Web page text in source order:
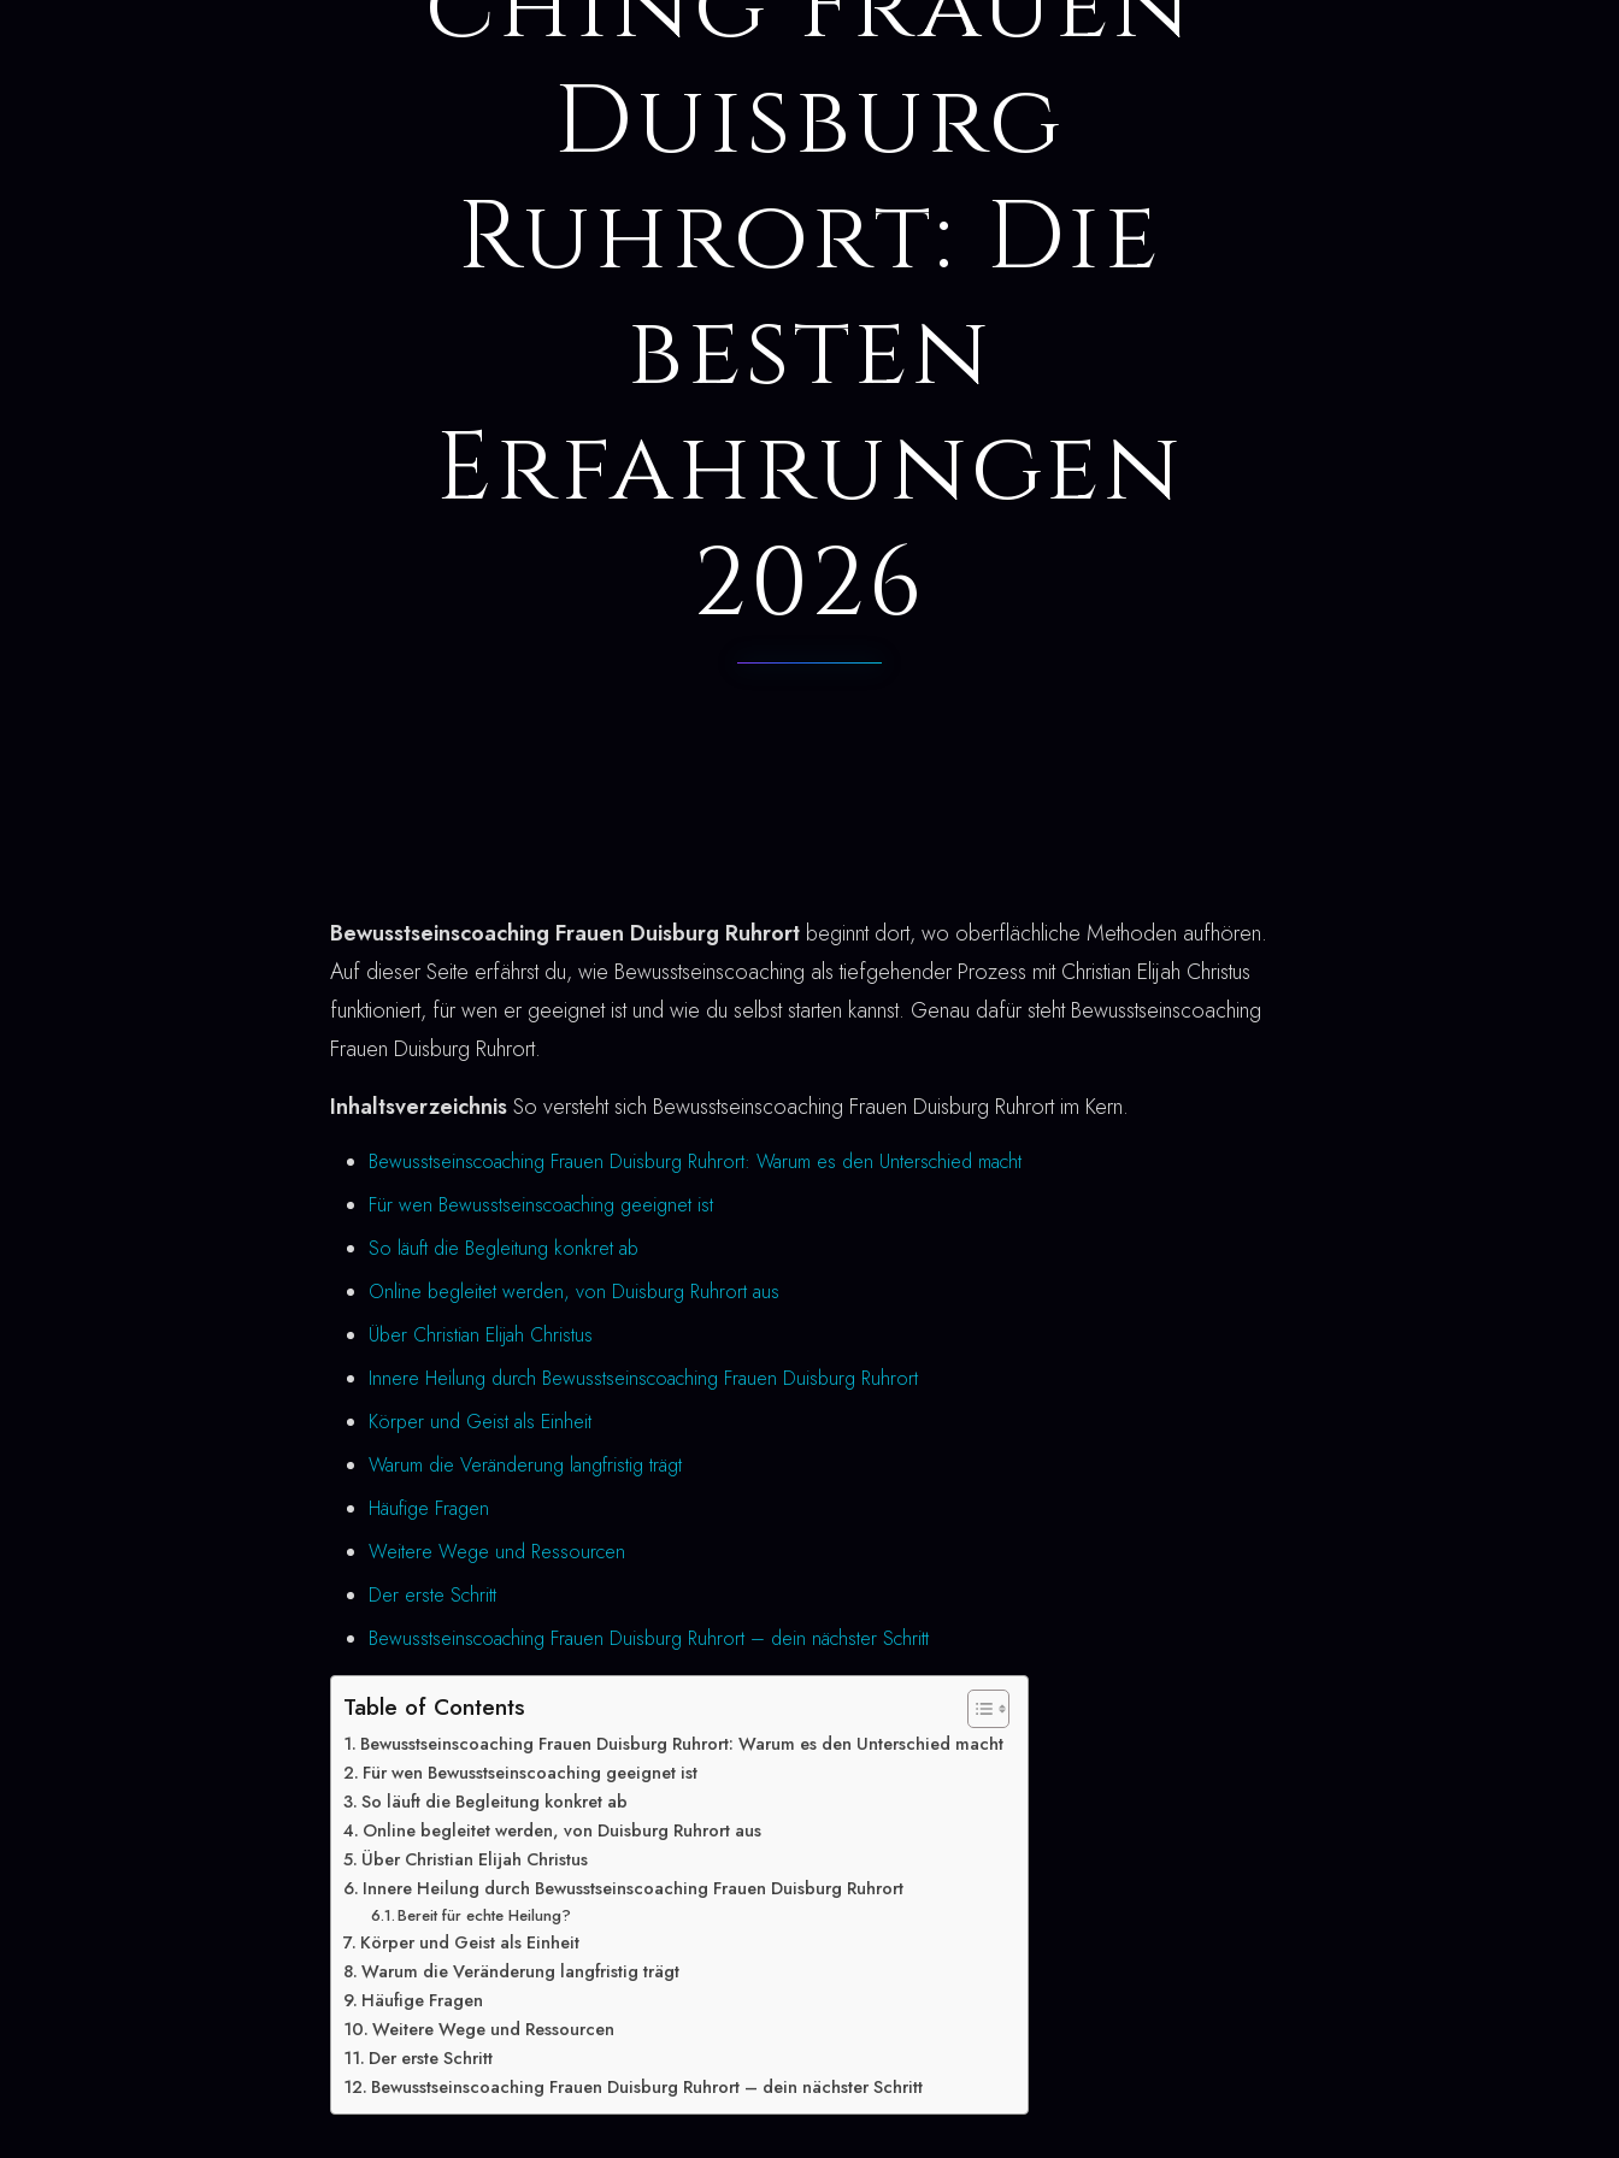
Duisburg
Ruhrort: Die
besten
Erfahrungen
2026
Bewusstseinscoaching Frauen Duisburg Ruhrort beginnt dort, wo oberflächliche Methoden aufhören.
Auf dieser Seite erfährst du, wie Bewusstseinscoaching als tiefgehender Prozess mit Christian Elijah Christus
funktioniert, für wen er geeignet ist und wie du selbst starten kannst. Genau dafür steht Bewusstseinscoaching
Frauen Duisburg Ruhrort.
InhaltsverzeichnisSo versteht sich Bewusstseinscoaching Frauen Duisburg Ruhrort im Kern.
Bewusstseinscoaching Frauen Duisburg Ruhrort: Warum es den Unterschied macht
Für wen Bewusstseinscoaching geeignet ist
So läuft die Begleitung konkret ab
Online begleitet werden, von Duisburg Ruhrort aus
Über Christian Elijah Christus
Innere Heilung durch Bewusstseinscoaching Frauen Duisburg Ruhrort
Körper und Geist als Einheit
Warum die Veränderung langfristig trägt
Häufige Fragen
Weitere Wege und Ressourcen
Der erste Schritt
Bewusstseinscoaching Frauen Duisburg Ruhrort – dein nächster Schritt
Table of Contents
Bewusstseinscoaching Frauen Duisburg Ruhrort: Warum es den Unterschied macht
Für wen Bewusstseinscoaching geeignet ist
So läuft die Begleitung konkret ab
Online begleitet werden, von Duisburg Ruhrort aus
Über Christian Elijah Christus
Innere Heilung durch Bewusstseinscoaching Frauen Duisburg Ruhrort
Bereit für echte Heilung?
Körper und Geist als Einheit
Warum die Veränderung langfristig trägt
Häufige Fragen
Weitere Wege und Ressourcen
Der erste Schritt
Bewusstseinscoaching Frauen Duisburg Ruhrort – dein nächster Schritt